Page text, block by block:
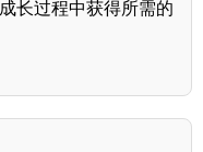
长过程中获得所需的